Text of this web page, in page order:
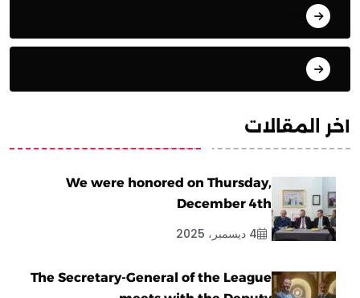
آخر المقالات
We were honored on Thursday,
December 4th
4 ديسمبر، 2025
The Secretary-General of the League